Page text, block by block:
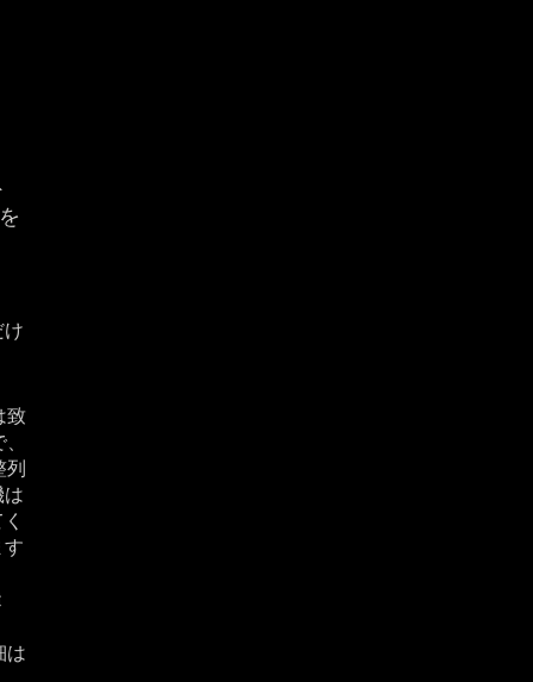
を
致
列
は